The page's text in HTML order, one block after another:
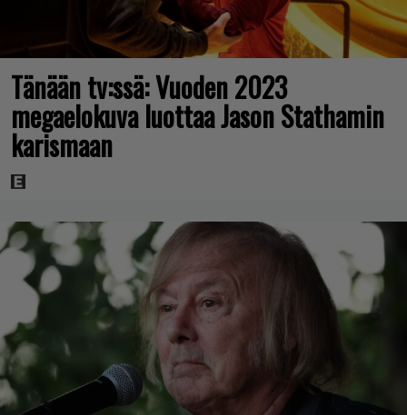
Tänään tv:ssä: Vuoden 2023
megaelokuva luottaa Jason Stathamin
karismaan